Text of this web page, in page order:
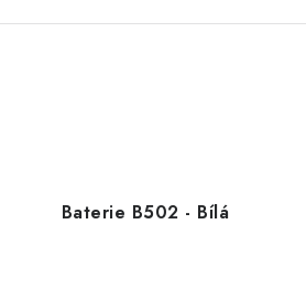
Baterie B502 - Bílá